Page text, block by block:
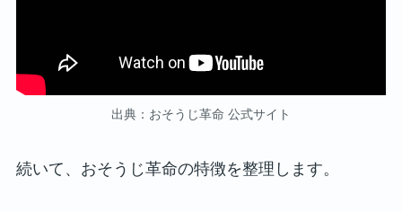
出典：おそうじ革命 公式サイト
続いて、おそうじ革命の特徴を整理します。